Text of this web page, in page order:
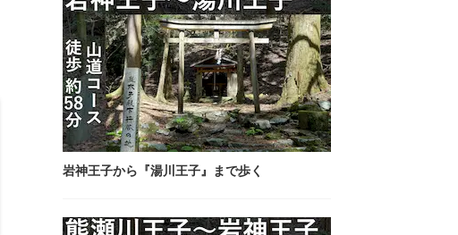
岩神王子から『湯川王子』まで歩く